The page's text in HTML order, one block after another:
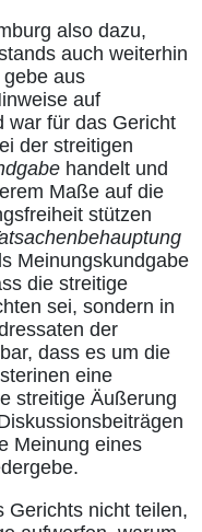
also dazu,
auch weiterhin
aus
auf
war für das Gericht
der streitigen
handelt und
Maße auf die
stützen
Meinungskundgabe
die streitige
sei, sondern in
der
dass es um die
eine
streitige Äußerung
Meinung eines
Gerichts nicht teilen,